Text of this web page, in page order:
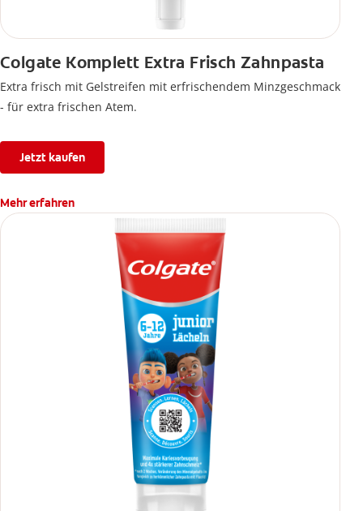
Colgate Komplett Extra Frisch Zahnpasta
Extra frisch mit Gelstreifen mit erfrischendem Minzgeschmack
- für extra frischen Atem.
Jetzt kaufen
Mehr erfahren